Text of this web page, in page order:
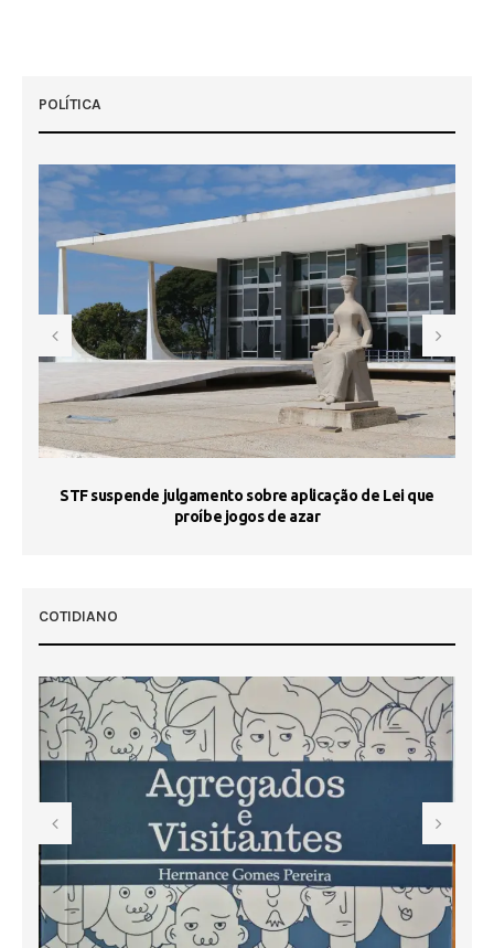
POLÍTICA
STF suspende julgamento sobre aplicação de Lei que
proíbe jogos de azar
COTIDIANO